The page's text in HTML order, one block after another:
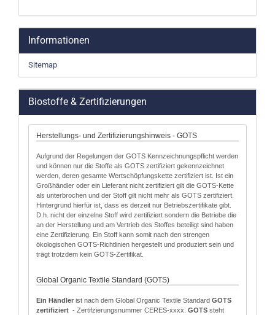
Informationen
Sitemap
Biostoffe & Zertifizierungen
Herstellungs- und Zertifizierungshinweis - GOTS
Aufgrund der Regelungen der GOTS Kennzeichnungspflicht werden
und können nur die Stoffe als GOTS zertifiziert gekennzeichnet
werden, deren gesamte Wertschöpfungskette zertifiziert ist. Ist ein
Großhändler oder ein Lieferant nicht zertifiziert gilt die GOTS-Kette
als unterbrochen und der Stoff gilt nicht mehr als GOTS zertifiziert.
Hintergrund hierfür ist, dass es derzeit nur Betriebszertifikate gibt.
D.h. nicht der einzelne Stoff wird zertifiziert sondern die Betriebe die
an der Herstellung und am Vertrieb des Stoffes beteiligt sind haben
eine Zertifizierung. Ein Stoff kann somit nach den strengen
ökologischen GOTS-Richtlinien hergestellt und produziert sein und
trägt trotzdem kein GOTS-Zertifikat.
Global Organic Textile Standard (GOTS)
Ein Händler ist nach dem Global Organic Textile Standard GOTS
zertifiziert - Zertifzierungsnummer CERES-xxxx. GOTS steht